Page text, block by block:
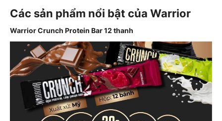
Các sản phẩm nổi bật của Warrior
Warrior Crunch Protein Bar 12 thanh